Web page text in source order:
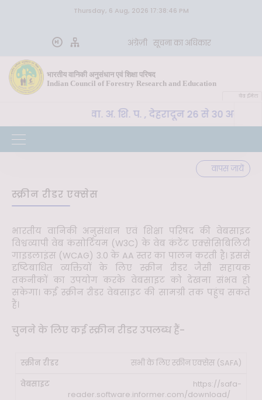
Thursday, 6 Aug, 2026 17:38:46 PM
अंग्रेज़ी सूचना का अधिकार
भारतीय वानिकी अनुसंधान एवं शिक्षा परिषद
Indian Council of Forestry Research and Education
वेब ईमेल
CoE-SLM, भा. वा. अ. शि. प. , देहरादून 26 से 30
वापस जायें
स्क्रीन रीडर एक्सेस
भारतीय वानिकी अनुसंधान एवं शिक्षा परिषद की वेबसाइट
विश्वव्यापी वेब कंसोर्टियम (W3C) के वेब कंटेंट एक्सेसिबिलिटी
गाइडलाइंस (WCAG) 3.0 के AA स्तर का पालन करती है। इससे
दृष्टिबाधित व्यक्तियों के लिए स्क्रीन रीडर जैसी सहायक
तकनीकों का उपयोग करके वेबसाइट को देखना संभव हो
सकेगा। कई स्क्रीन रीडर वेबसाइट की सामग्री तक पहुंच सकते
हैं।
चुनने के लिए कई स्क्रीन रीडर उपलब्ध हैं-
सभी के लिए स्क्रीन एक्सेस (SAFA)
https://safa-
reader.software.informer.com/download/